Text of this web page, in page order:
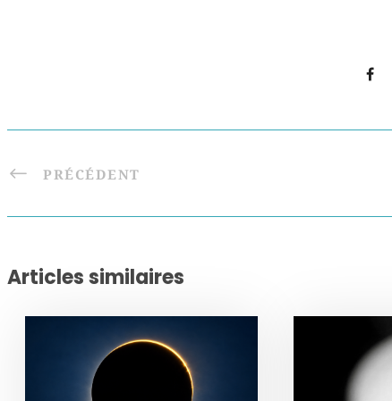
PRÉCÉDENT
Articles similaires